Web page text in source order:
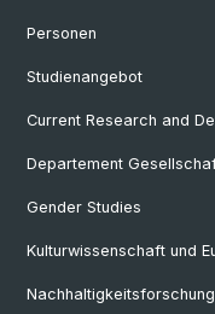
Personen
Studienangebot
Current Research and
Departement
Gender Studies
Kulturwissenschaft und
Nachhaltigkeitsforschung